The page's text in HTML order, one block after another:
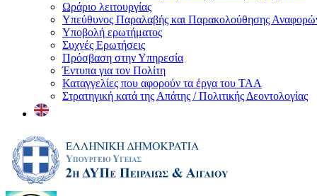
Ωράριο λειτουργίας
Υπεύθυνος Παραλαβής και Παρακολούθησης
Υποβολή ερωτήματος
Συχνές Ερωτήσεις
Πρόσβαση στην Υπηρεσία
Έντυπα για τον Πολίτη
Καταγγελίες που αφορούν τα έργα του ΤΑΑ
Στρατηγική κατά της Απάτης / Πολιτικής Δεοντολογίας